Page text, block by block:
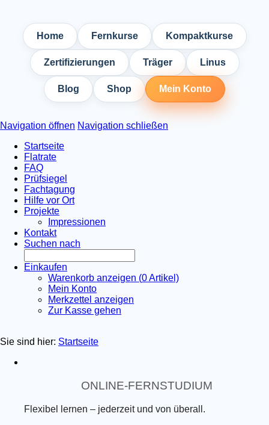
Home Fernkurse Kompaktkurse
Zertifizierungen Träger Linus
Blog Shop Mein Konto
Navigation öffnen Navigation schließen
Startseite
Flatrate
FAQ
Prüfsiegel
Fachtagung
Hilfe vor Ort
Projekte
Impressionen
Kontakt
Suchen nach
Einkaufen
Warenkorb anzeigen (0Artikel)
Mein Konto
Merkzettel anzeigen
Zur Kasse gehen
Sie sind hier: Startseite
ONLINE-FERNSTUDIUM
Flexibel lernen – jederzeit und von überall.